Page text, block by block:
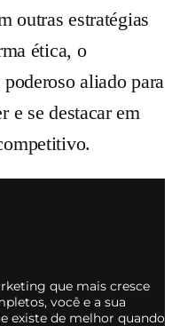
outras estratégias
ética, o
aliado para
e se destacar em
que mais cresce
você e a sua
existe de melhor quando